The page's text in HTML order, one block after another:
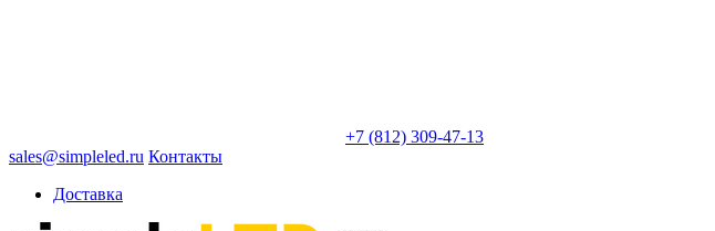
+7 (812) 309-47-13
sales@simpleled.ru Контакты
Доставка